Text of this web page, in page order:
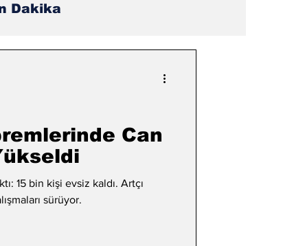
Dakika
Can
15 bin kişi evsiz kaldı. Artçı
sürüyor.